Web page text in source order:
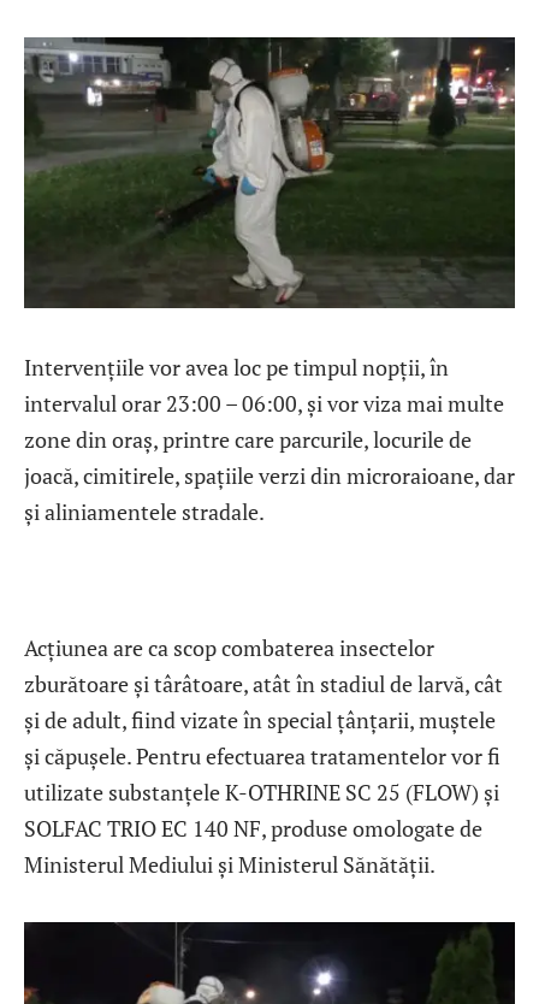
Intervențiile vor avea loc pe timpul nopții, în
intervalul orar 23:00 – 06:00, și vor viza mai multe
zone din oraș, printre care parcurile, locurile de
joacă, cimitirele, spațiile verzi din microraioane, dar
și aliniamentele stradale.
Acțiunea are ca scop combaterea insectelor
zburătoare și târâtoare, atât în stadiul de larvă, cât
și de adult, fiind vizate în special țânțarii, muștele
și căpușele. Pentru efectuarea tratamentelor vor fi
utilizate substanțele K-OTHRINE SC 25 (FLOW) și
SOLFAC TRIO EC 140 NF, produse omologate de
Ministerul Mediului și Ministerul Sănătății.